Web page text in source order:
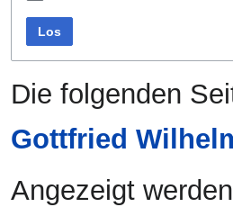
Los
Die folgenden
Gottfried
Angezeigt